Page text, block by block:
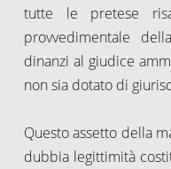
tutte le pretese
provvedimentale
dinanzi al giudice
non sia dotato di
Questo assetto della
dubbia legittimità